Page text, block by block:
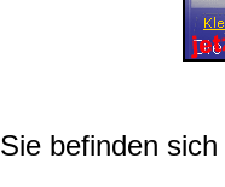
Sie befinden